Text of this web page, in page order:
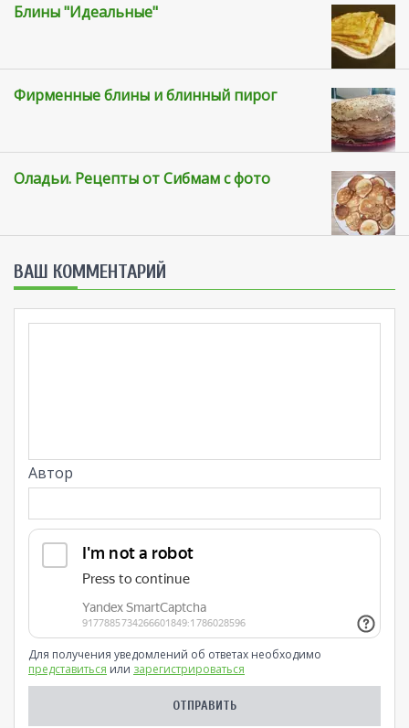
Блины "Идеальные"
Фирменные блины и блинный пирог
Оладьи. Рецепты от Сибмам с фото
ВАШ КОММЕНТАРИЙ
Автор
Для получения уведомлений об ответах необходимо
представиться или зарегистрироваться